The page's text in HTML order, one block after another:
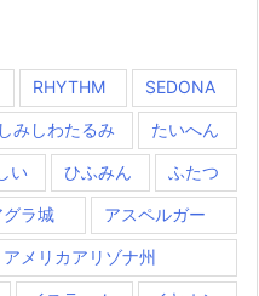
RHYTHM SEDONA
しみしわたるみ たいへん
い ひふみん ふたつ
グラ城 アスペルガー
アメリカアリゾナ州